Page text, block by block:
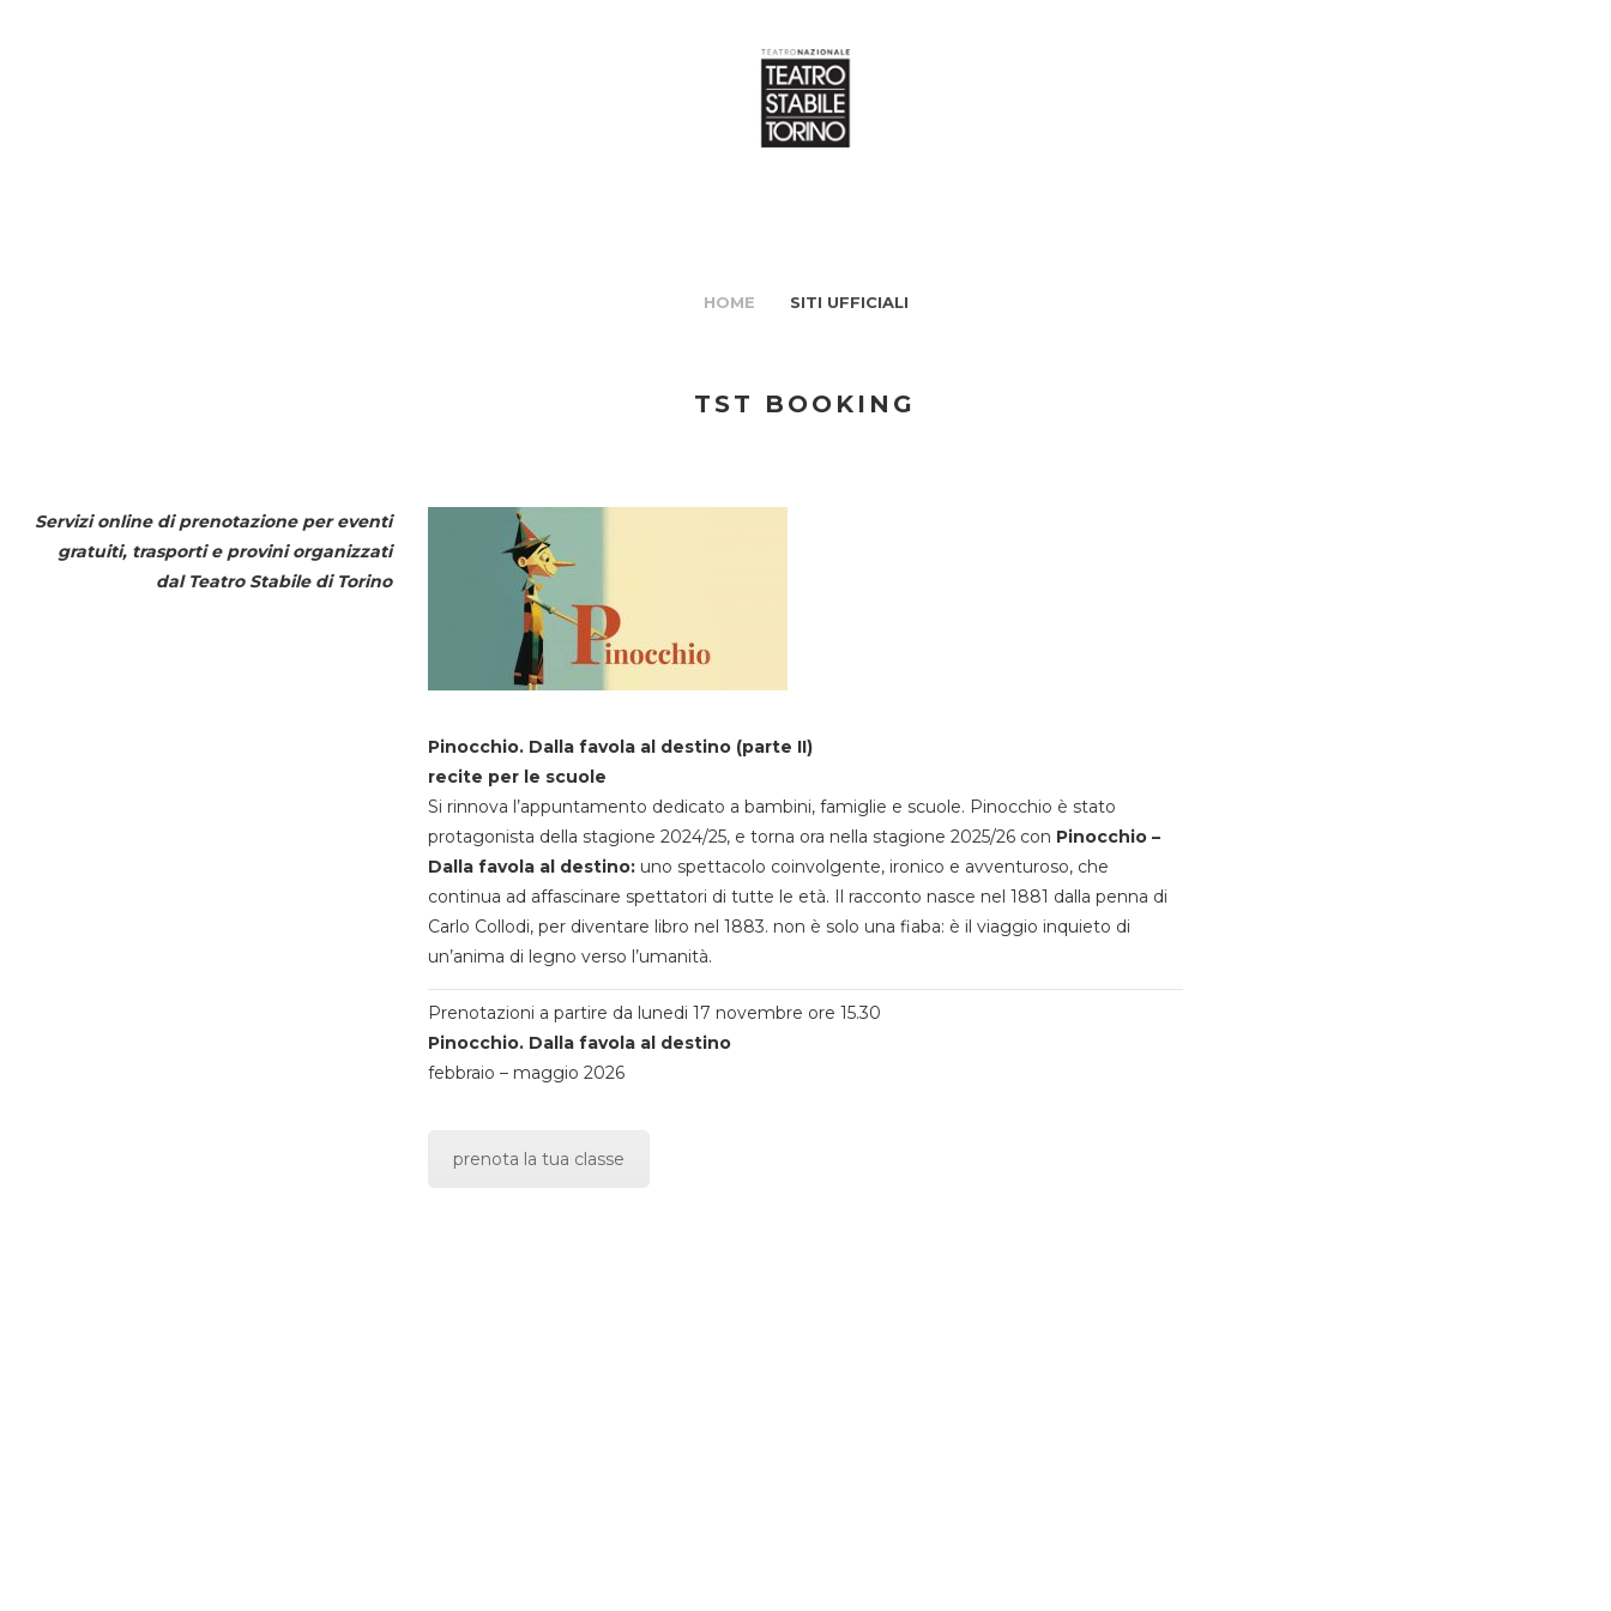
HOME SITI UFFICIALI
TST BOOKING
Servizi online di prenotazione per eventi
gratuiti, trasporti e provini organizzati
dal Teatro Stabile di Torino
Pinocchio. Dalla favola al destino (parte II)
recite per le scuole
Si rinnova l’appuntamento dedicato a bambini, famiglie e scuole. Pinocchio è stato
protagonista della stagione 2024/25, e torna ora nella stagione 2025/26 con Pinocchio –
Dalla favola al destino:uno spettacolo coinvolgente, ironico e avventuroso, che
continua ad affascinare spettatori di tutte le età. Il racconto nasce nel 1881 dalla penna di
Carlo Collodi, per diventare libro nel 1883. non è solo una fiaba: è il viaggio inquieto di
un’anima di legno verso l’umanità.
Prenotazioni a partire da lunedi 17 novembre ore 15.30
Pinocchio. Dalla favola al destino
febbraio – maggio 2026
prenota la tua classe